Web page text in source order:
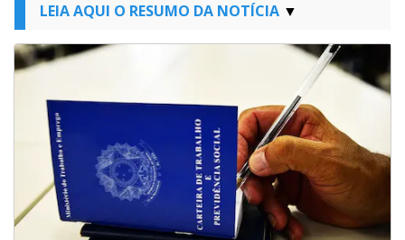
LEIA AQUI O RESUMO DA NOTÍCIA